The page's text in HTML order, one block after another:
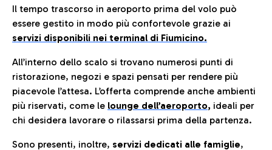
Il tempo trascorso in aeroporto prima del volo può
essere gestito in modo più confortevole grazie ai
servizi disponibili nei terminal di Fiumicino.
All’interno dello scalo si trovano numerosi punti di
ristorazione, negozi e spazi pensati per rendere più
piacevole l’attesa. L’offerta comprende anche ambienti
più riservati, come le lounge dell’aeroporto, ideali per
chi desidera lavorare o rilassarsi prima della partenza.
Sono presenti, inoltre, servizi dedicati alle famiglie,